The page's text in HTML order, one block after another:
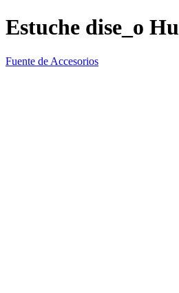
Estuche dise_o
Fuente de Accesorios